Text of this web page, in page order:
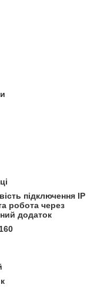
підключення IP
робота через
додаток